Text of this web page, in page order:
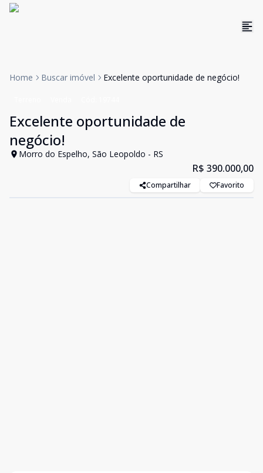
Home Buscar imóvel Excelente oportunidade de negócio!
Excelente oportunidade de
negócio!
Morro do Espelho, São Leopoldo - RS
R$ 390.000,00
Compartilhar Favorito